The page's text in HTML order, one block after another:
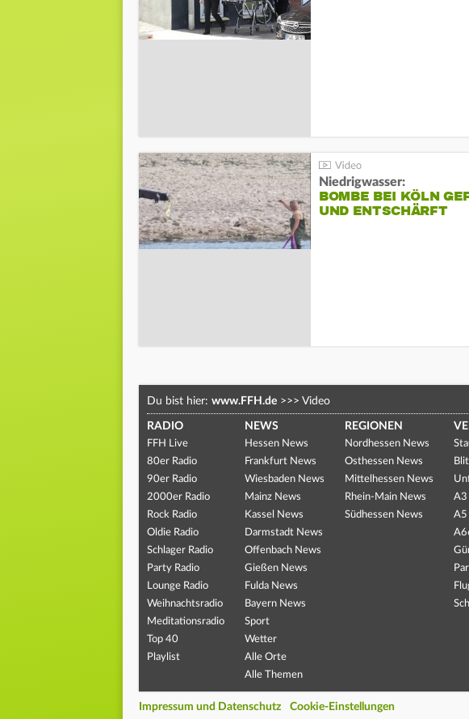
Niedrigwasser:
BOMBE BEI KÖLN
UND ENTSCHÄRFT
Du bist hier: www.FFH.de >>> Video
RADIO
FFH Live
80er Radio
90er Radio
2000er Radio
Rock Radio
Oldie Radio
Schlager Radio
Party Radio
Lounge Radio
Weihnachtsradio
Meditationsradio
Top 40
Playlist
NEWS
Hessen News
Frankfurt News
Wiesbaden News
Mainz News
Kassel News
Darmstadt News
Offenbach News
Gießen News
Fulda News
Bayern News
Sport
Wetter
Alle Orte
Alle Themen
REGIONEN
Nordhessen News
Osthessen News
Mittelhessen News
Rhein-Main News
Südhessen News
A3
A5
Impressum und Datenschutz Cookie-Einstellungen